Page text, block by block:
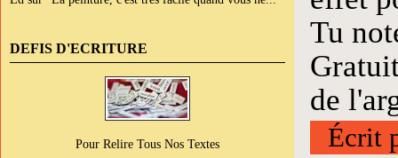
DEFIS D'ECRITURE
Pour Relire Tous Nos Textes
Tu
de
Écrit